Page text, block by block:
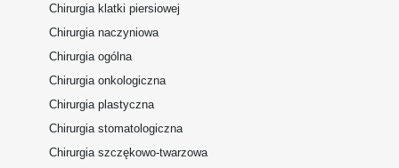
Chirurgia klatki piersiowej
Chirurgia naczyniowa
Chirurgia ogólna
Chirurgia onkologiczna
Chirurgia plastyczna
Chirurgia stomatologiczna
Chirurgia szczękowo-twarzowa